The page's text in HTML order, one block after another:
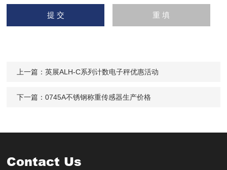
上一篇：英展ALH-C系列计数电子秤优惠活动
下一篇：0745A不锈钢称重传感器生产价格
Contact Us